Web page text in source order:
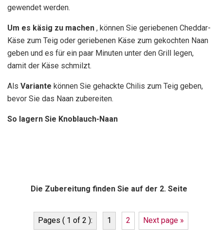
gewendet werden.
Um es käsig zu machen , können Sie geriebenen Cheddar-
Käse zum Teig oder geriebenen Käse zum gekochten Naan
geben und es für ein paar Minuten unter den Grill legen,
damit der Käse schmilzt.
Als Variante können Sie gehackte Chilis zum Teig geben,
bevor Sie das Naan zubereiten.
So lagern Sie Knoblauch-Naan
Die Zubereitung finden Sie auf der 2. Seite
Pages ( 1 of 2 ): 1 2 Next page »